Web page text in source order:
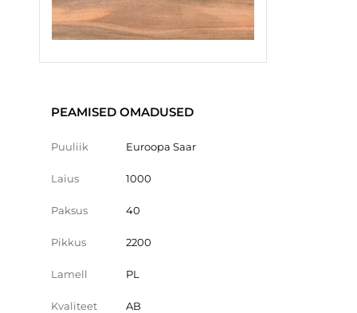
PEAMISED OMADUSED
Puuliik Euroopa Saar
Laius 1000
Paksus 40
Pikkus 2200
Lamell PL
Kvaliteet AB